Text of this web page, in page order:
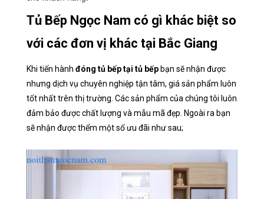
Tủ Bếp Ngọc Nam có gì khác biệt so
với các đơn vị khác tại Bắc Giang
Khi tiến hành đóng tủ bếp tại tủ bếp bạn sẽ nhận được
nhưng dịch vụ chuyên nghiệp tận tâm, giá sản phẩm luôn
tốt nhất trên thị trường. Các sản phẩm của chúng tôi luôn
đảm bảo được chất lượng và mẫu mã đẹp. Ngoài ra bạn
sẽ nhận được thểm một số ưu đãi như sau;